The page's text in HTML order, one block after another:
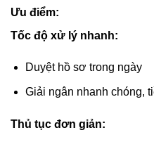
Ưu điểm:
Tốc độ xử lý nhanh:
Duyệt hồ sơ trong ngày
Giải ngân nhanh chóng,
Thủ tục đơn giản: